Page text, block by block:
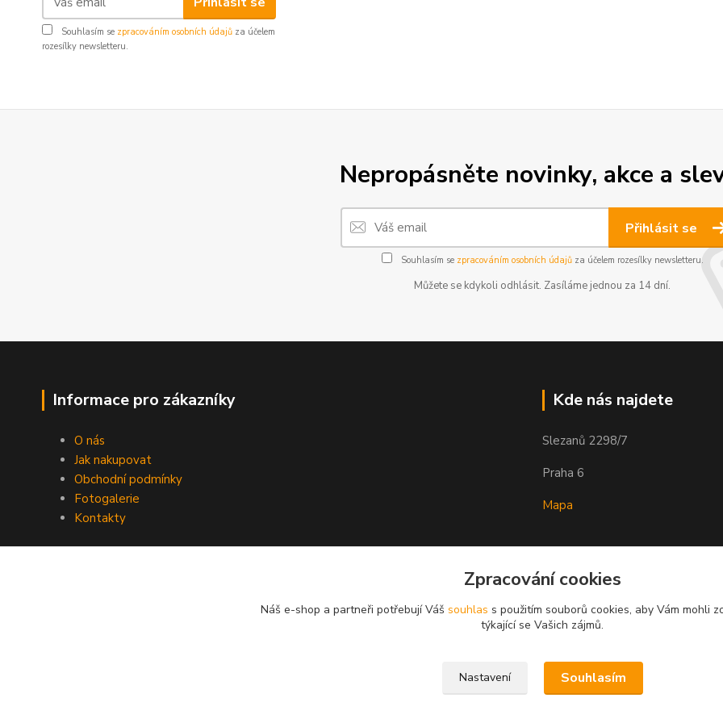
Souhlasím se zpracováním osobních údajů za účelem
rozesílky newsletteru.
Nepropásněte novinky, akce a
Přihlásit se
Souhlasím se zpracováním osobních údajůza účelem rozesílky newsletteru.
Můžete se kdykoli odhlásit. Zasíláme jednou za 14 dní.
Informace pro zákazníky
O nás
Jak nakupovat
Obchodní podmínky
Fotogalerie
Kontakty
Kde nás najdete
Slezanů 2298/7
Praha 6
Mapa
Zpracování cookies
Náš e-shop a partneři potřebují Váš souhlas s použitím souborů cookies, aby Vám mohli
týkající se Vašich zájmů.
Nastavení Souhlasím